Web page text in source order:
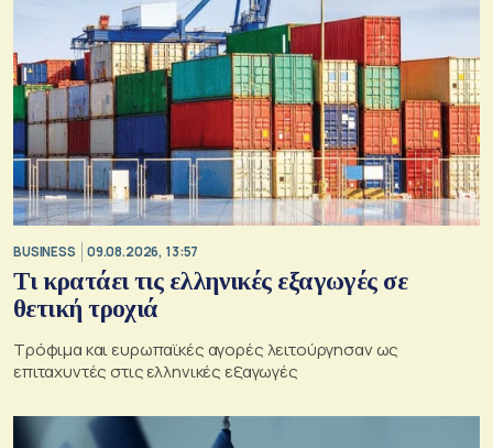
BUSINESS 09.08.2026, 13:57
Τι κρατάει τις ελληνικές εξαγωγές σε
θετική τροχιά
Τρόφιμα και ευρωπαϊκές αγορές λειτούργησαν ως
επιταχυντές στις ελληνικές εξαγωγές